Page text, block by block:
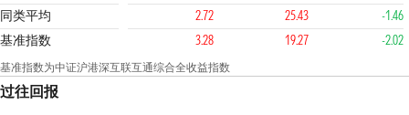
同类平均
2.72 25.43
-1.46
基准指数
3.28 19.27 -2.02
基准指数为中证沪港深互联互通综合全收益指数
过往回报